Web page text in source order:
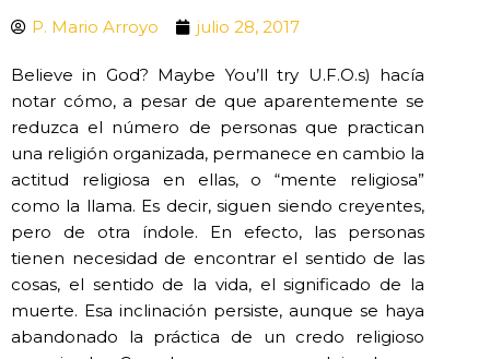
P. Mario Arroyo julio 28, 2017
Believe in God? Maybe You’ll try U.F.O.s) hacía
notar cómo, a pesar de que aparentemente se
reduzca el número de personas que practican
una religión organizada, permanece en cambio la
actitud religiosa en ellas, o “mente religiosa”
como la llama. Es decir, siguen siendo creyentes,
pero de otra índole. En efecto, las personas
tienen necesidad de encontrar el sentido de las
cosas, el sentido de la vida, el significado de la
muerte. Esa inclinación persiste, aunque se haya
abandonado la práctica de un credo religioso